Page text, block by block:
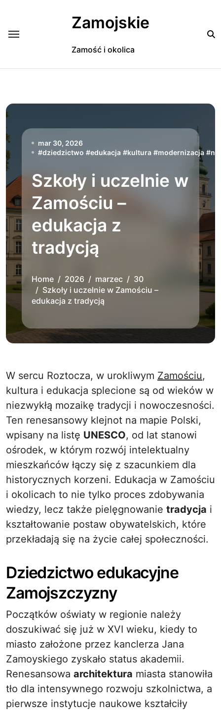
Zamojskie
Zamość i okolica
mar 30, 2026
#dziedzictwo #edukacja #kultura #modernizacja #
Szkoły i uczelnie w
Zamościu –
edukacja z
tradycją
Home 2026 marzec
30
Szkoły i uczelnie w Zamościu –
edukacja z tradycją
W sercu Roztocza, w urokliwym Zamościu,
kultura i edukacja splecione są od wieków w
niezwykłą mozaikę tradycji i nowoczesności.
Ten renesansowy klejnot na mapie Polski,
wpisany na listę UNESCO, od lat stanowi
ośrodek, w którym rozwój intelektualny
mieszkańców łączy się z szacunkiem dla
historycznych korzeni. Edukacja w Zamościu
i okolicach to nie tylko proces zdobywania
wiedzy, lecz także pielęgnowanie tradycja i
kształtowanie postaw obywatelskich, które
przekładają się na życie całej społeczności.
Dziedzictwo edukacyjne
Zamojszczyzny
Początków oświaty w regionie należy
doszukiwać się już w XVI wieku, kiedy to
miasto założone przez kanclerza Jana
Zamoyskiego zyskało status akademii.
Renesansowa architektura miasta stanowiła
tło dla intensywnego rozwoju szkolnictwa, a
pierwsze instytucje naukowe kształciły